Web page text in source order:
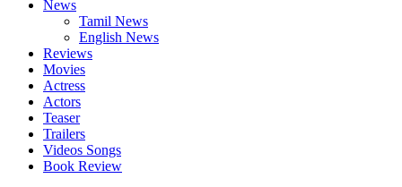
News
Tamil News
English News
Reviews
Movies
Actress
Actors
Teaser
Trailers
Videos Songs
Book Review